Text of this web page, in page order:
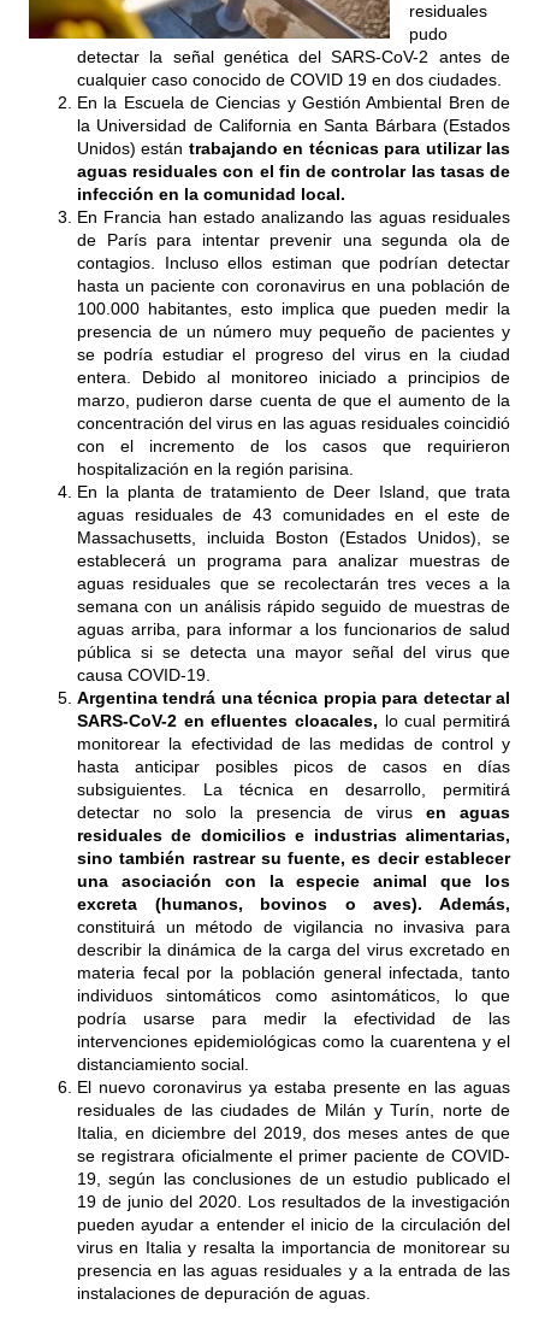
residuales
pudo
detectar la señal genética del SARS-CoV-2 antes de
cualquier caso conocido de COVID 19 en dos ciudades.
En la Escuela de Ciencias y Gestión Ambiental Bren de
la Universidad de California en Santa Bárbara (Estados
Unidos) están trabajando en técnicas para utilizar las
aguas residuales con el fin de controlar las tasas de
infección en la comunidad local.
En Francia han estado analizando las aguas residuales
de París para intentar prevenir una segunda ola de
contagios. Incluso ellos estiman que podrían detectar
hasta un paciente con coronavirus en una población de
100.000 habitantes, esto implica que pueden medir la
presencia de un número muy pequeño de pacientes y
se podría estudiar el progreso del virus en la ciudad
entera. Debido al monitoreo iniciado a principios de
marzo, pudieron darse cuenta de que el aumento de la
concentración del virus en las aguas residuales coincidió
con el incremento de los casos que requirieron
hospitalización en la región parisina.
En la planta de tratamiento de Deer Island, que trata
aguas residuales de 43 comunidades en el este de
Massachusetts, incluida Boston (Estados Unidos), se
establecerá un programa para analizar muestras de
aguas residuales que se recolectarán tres veces a la
semana con un análisis rápido seguido de muestras de
aguas arriba, para informar a los funcionarios de salud
pública si se detecta una mayor señal del virus que
causa COVID-19.
Argentina tendrá una técnica propia para detectar al
SARS-CoV-2 en efluentes cloacales, lo cual permitirá
monitorear la efectividad de las medidas de control y
hasta anticipar posibles picos de casos en días
subsiguientes. La técnica en desarrollo, permitirá
detectar no solo la presencia de virus en aguas
residuales de domicilios e industrias alimentarias,
sino también rastrear su fuente, es decir establecer
una asociación con la especie animal que los
excreta (humanos, bovinos o aves). Además,
constituirá un método de vigilancia no invasiva para
describir la dinámica de la carga del virus excretado en
materia fecal por la población general infectada, tanto
individuos sintomáticos como asintomáticos, lo que
podría usarse para medir la efectividad de las
intervenciones epidemiológicas como la cuarentena y el
distanciamiento social.
El nuevo coronavirus ya estaba presente en las aguas
residuales de las ciudades de Milán y Turín, norte de
Italia, en diciembre del 2019, dos meses antes de que
se registrara oficialmente el primer paciente de COVID-
19, según las conclusiones de un estudio publicado el
19 de junio del 2020. Los resultados de la investigación
pueden ayudar a entender el inicio de la circulación del
virus en Italia y resalta la importancia de monitorear su
presencia en las aguas residuales y a la entrada de las
instalaciones de depuración de aguas.